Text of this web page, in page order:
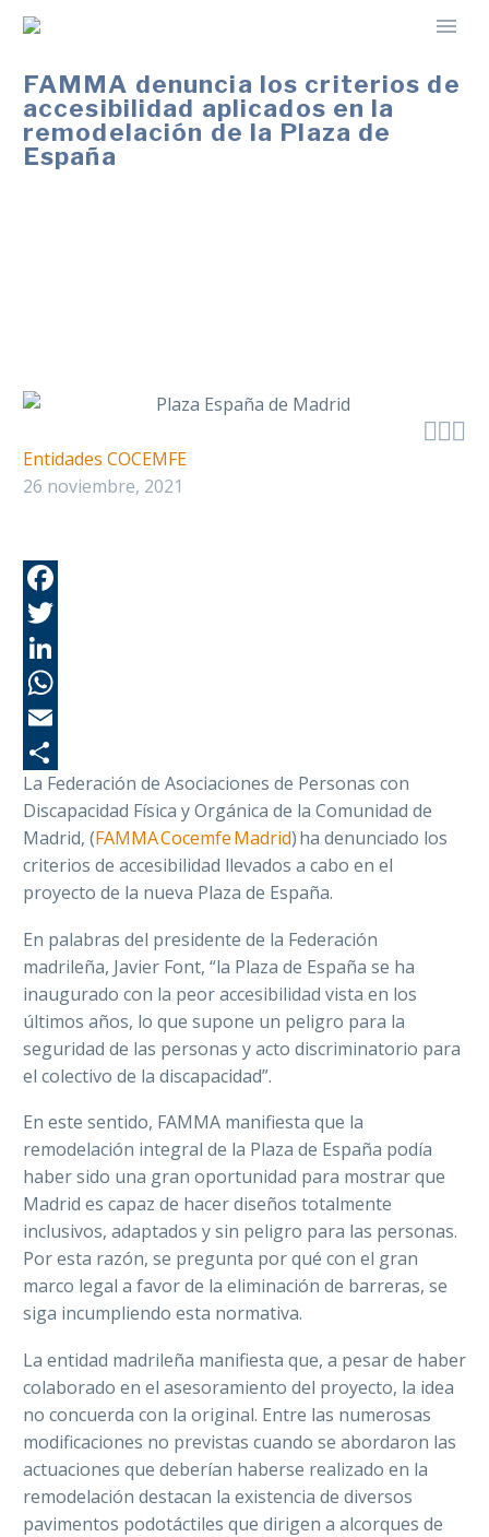
FAMMA denuncia los criterios de
accesibilidad aplicados en la
remodelación de la Plaza de
España

Entidades COCEMFE
26 noviembre, 2021
La Federación de Asociaciones de Personas con
Discapacidad Física y Orgánica de la Comunidad de
Madrid, (FAMMA Cocemfe Madrid) ha denunciado los
criterios de accesibilidad llevados a cabo en el
proyecto de la nueva Plaza de España.
En palabras del presidente de la Federación
madrileña, Javier Font, “la Plaza de España se ha
inaugurado con la peor accesibilidad vista en los
últimos años, lo que supone un peligro para la
seguridad de las personas y acto discriminatorio para
el colectivo de la discapacidad”.
En este sentido, FAMMA manifiesta que la
remodelación integral de la Plaza de España podía
haber sido una gran oportunidad para mostrar que
Madrid es capaz de hacer diseños totalmente
inclusivos, adaptados y sin peligro para las personas.
Por esta razón, se pregunta por qué con el gran
marco legal a favor de la eliminación de barreras, se
siga incumpliendo esta normativa.
La entidad madrileña manifiesta que, a pesar de haber
colaborado en el asesoramiento del proyecto, la idea
no concuerda con la original. Entre las numerosas
modificaciones no previstas cuando se abordaron las
actuaciones que deberían haberse realizado en la
remodelación destacan la existencia de diversos
pavimentos podotáctiles que dirigen a alcorques de